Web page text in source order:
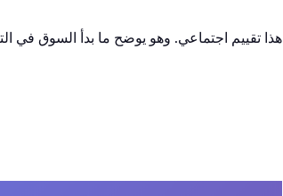
هذا تقييم اجتماعي. وهو يوضح ما بدأ السوق في